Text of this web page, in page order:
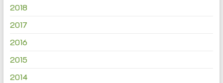
2018
2017
2016
2015
2014